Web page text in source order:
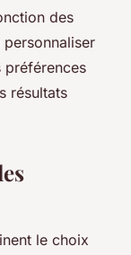
des
préférences
résultats
le choix